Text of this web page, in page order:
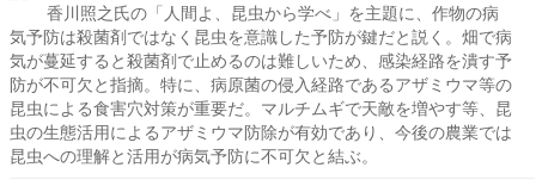
香川照之氏の「人間よ、昆虫から学べ」を主題に、作物の病
気予防は殺菌剤ではなく昆虫を意識した予防が鍵だと説く。畑で病
気が蔓延すると殺菌剤で止めるのは難しいため、感染経路を潰す予
防が不可欠と指摘。特に、病原菌の侵入経路であるアザミウマ等の
昆虫による食害穴対策が重要だ。マルチムギで天敵を増やす等、昆
虫の生態活用によるアザミウマ防除が有効であり、今後の農業では
昆虫への理解と活用が病気予防に不可欠と結ぶ。